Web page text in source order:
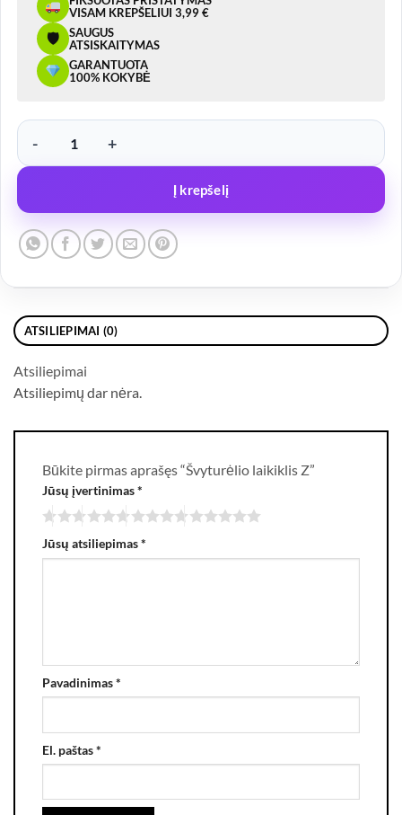
VISAM KREPŠELIUI 3,99 €
🛡
SAUGUS
ATSISKAITYMAS
GARANTUOTA
100% KOKYBĖ
produkto kiekis: Švyturėlio laikiklis Z
Į krepšelį
ATSILIEPIMAI (0)
Atsiliepimai
Atsiliepimų dar nėra.
Būkite pirmas aprašęs “Švyturėlio laikiklis Z”
Jūsų įvertinimas*
Jūsų atsiliepimas*
Pavadinimas*
El. paštas*